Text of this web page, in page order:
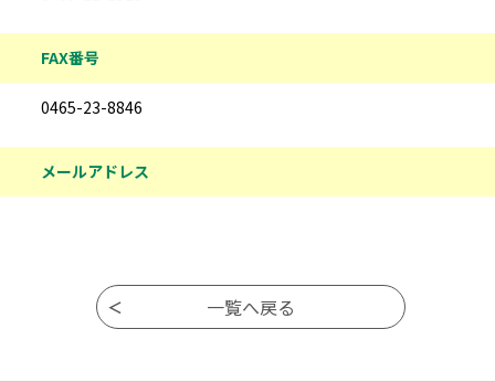
FAX番号
0465-23-8846
メールアドレス